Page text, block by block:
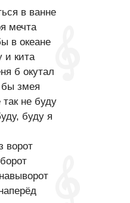
в ванне
мечта
в океане
и кита
б окутал
змея
не буду
буду я
ворот